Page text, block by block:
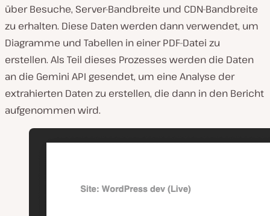
über Besuche, Server-Bandbreite und CDN-Bandbreite
zu erhalten. Diese Daten werden dann verwendet, um
Diagramme und Tabellen in einer PDF-Datei zu
erstellen. Als Teil dieses Prozesses werden die Daten
an die Gemini API gesendet, um eine Analyse der
extrahierten Daten zu erstellen, die dann in den Bericht
aufgenommen wird.